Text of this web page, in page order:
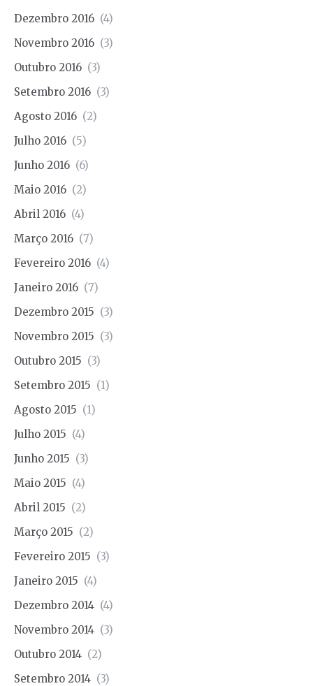
Dezembro 2016 (4)
Novembro 2016 (3)
Outubro 2016 (3)
Setembro 2016 (3)
Agosto 2016 (2)
Julho 2016 (5)
Junho 2016 (6)
Maio 2016 (2)
Abril 2016 (4)
Março 2016 (7)
Fevereiro 2016 (4)
Janeiro 2016 (7)
Dezembro 2015 (3)
Novembro 2015 (3)
Outubro 2015 (3)
Setembro 2015 (1)
Agosto 2015 (1)
Julho 2015 (4)
Junho 2015 (3)
Maio 2015 (4)
Abril 2015 (2)
Março 2015 (2)
Fevereiro 2015 (3)
Janeiro 2015 (4)
Dezembro 2014 (4)
Novembro 2014 (3)
Outubro 2014 (2)
Setembro 2014 (3)